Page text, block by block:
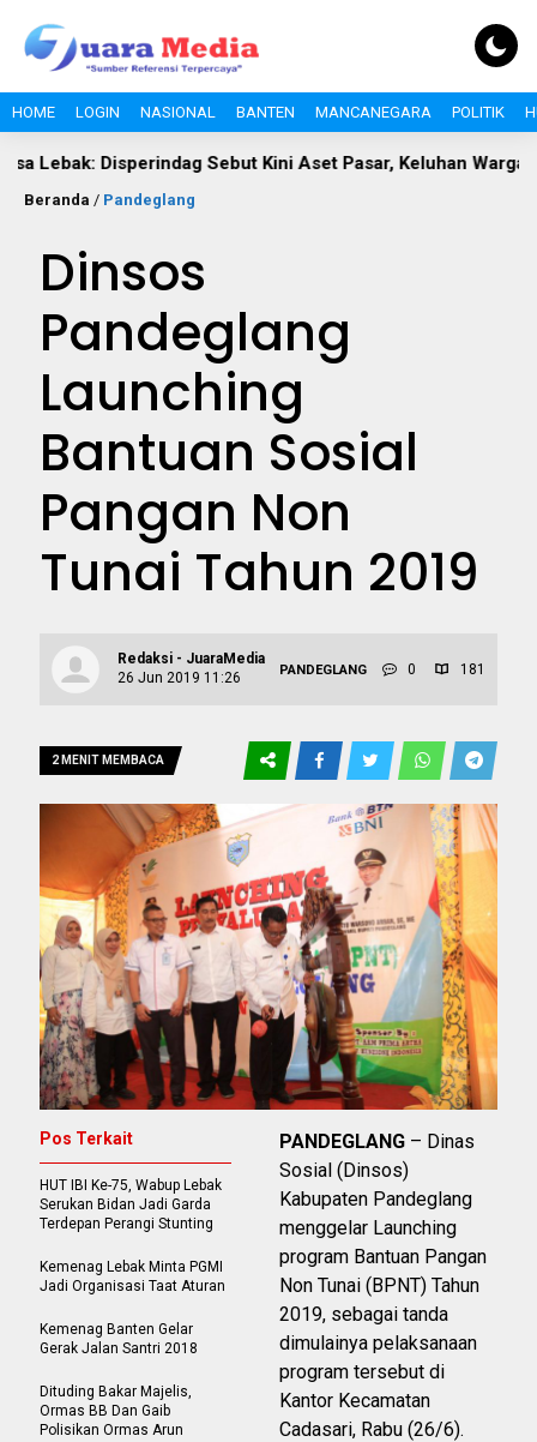
HOME LOGIN NASIONAL BANTEN MANCANEGARA POLITIK
Disperindag Sebut Kini Aset Pasar, Keluhan Warga Siap
Beranda / Pandeglang
Dinsos
Pandeglang
Launching
Bantuan Sosial
Pangan Non
Tunai Tahun 2019
Redaksi - JuaraMedia
26 Jun 2019 11:26
PANDEGLANG 0 181
2 MENIT MEMBACA
PANDEGLANG – Dinas
Sosial (Dinsos)
Kabupaten Pandeglang
menggelar Launching
program Bantuan Pangan
Non Tunai (BPNT) Tahun
2019, sebagai tanda
dimulainya pelaksanaan
program tersebut di
Kantor Kecamatan
Cadasari, Rabu (26/6).
Pos Terkait
HUT IBI Ke-75, Wabup Lebak
Serukan Bidan Jadi Garda
Terdepan Perangi Stunting
Kemenag Lebak Minta PGMI
Jadi Organisasi Taat Aturan
Kemenag Banten Gelar
Gerak Jalan Santri 2018
Dituding Bakar Majelis,
Ormas BB Dan Gaib
Polisikan Ormas Arun